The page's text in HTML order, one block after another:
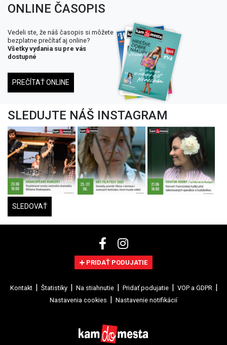
ONLINE ČASOPIS
Vedeli ste, že náš časopis si môžete
bezplatne prečítať aj online?
Všetky vydania su pre vás
dostupné
PREČÍTAŤ ONLINE
SLEDUJTE NÁŠ INSTAGRAM
SLEDOVAŤ
PRIDAŤ PODUJATIE
Kontakt Štatistiky Na stiahnutie Pridať podujatie
VOP a GDPR
Nastavenia cookies
Nastavenie notifikácií